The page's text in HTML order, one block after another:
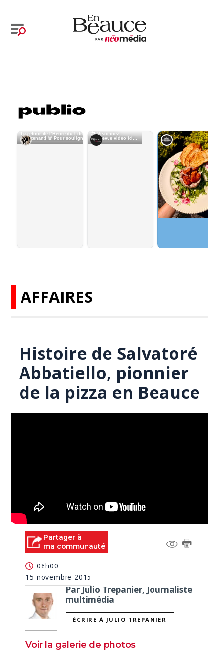
AFFAIRES
Histoire de Salvatoré
Abbatiello, pionnier
de la pizza en Beauce
Partager à
ma communauté
08h00
15 novembre 2015
Par Julio Trepanier, Journaliste
multimédia
ÉCRIRE À JULIO TREPANIER
Voir la galerie de photos